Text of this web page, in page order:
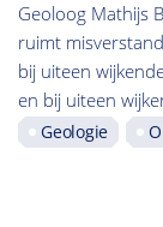
Geoloog Mathijs
ruimt
bij uiteen
en bij uiteen
Geologie